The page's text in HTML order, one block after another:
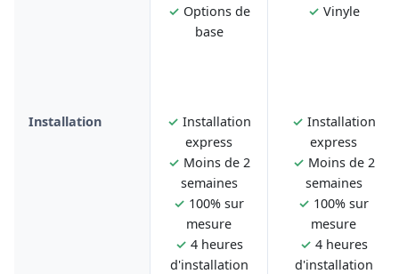
✓ Options de
base
✓ Vinyle
Installation ✓ Installation
express
✓ Moins de 2
semaines
✓ 100% sur
mesure
✓ 4 heures
d'installation
✓ Installation
express
✓ Moins de 2
semaines
✓ 100% sur
mesure
✓ 4 heures
d'installation